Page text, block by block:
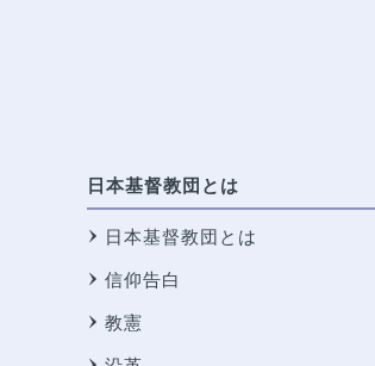
日本基督教団とは
日本基督教団とは
信仰告白
教憲